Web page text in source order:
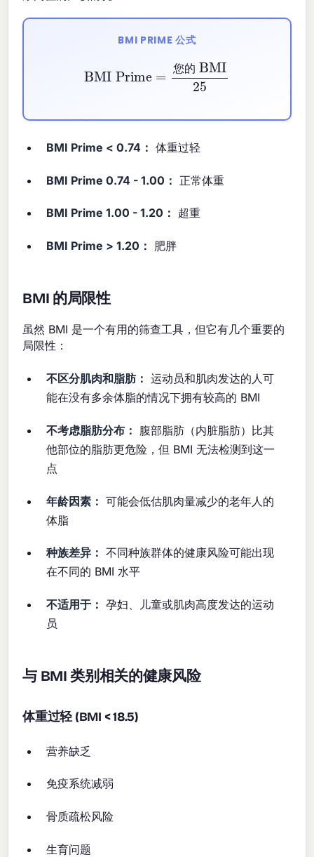
BMI PRIME 公式
您 的
您的 BMI25
BMI Prime < 0.74： 体重过轻
BMI Prime 0.74 - 1.00： 正常体重
BMI Prime 1.00 - 1.20： 超重
BMI Prime > 1.20： 肥胖
BMI 的局限性
虽然 BMI 是一个有用的筛查工具，但它有几个重要的
局限性：
不区分肌肉和脂肪： 运动员和肌肉发达的人可
能在没有多余体脂的情况下拥有较高的 BMI
不考虑脂肪分布： 腹部脂肪（内脏脂肪）比其
他部位的脂肪更危险，但 BMI 无法检测到这一
点
年龄因素： 可能会低估肌肉量减少的老年人的
体脂
种族差异： 不同种族群体的健康风险可能出现
在不同的 BMI 水平
不适用于： 孕妇、儿童或肌肉高度发达的运动
员
与 BMI 类别相关的健康风险
体重过轻 (BMI < 18.5)
营养缺乏
免疫系统减弱
骨质疏松风险
生育问题